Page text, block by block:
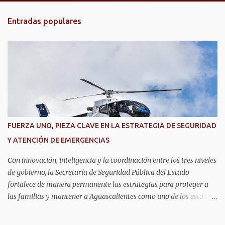
n
t
Entradas populares
FUERZA UNO, PIEZA CLAVE EN LA ESTRATEGIA DE SEGURIDAD
Y ATENCIÓN DE EMERGENCIAS
Con innovación, inteligencia y la coordinación entre los tres niveles
de gobierno, la Secretaría de Seguridad Pública del Estado
fortalece de manera permanente las estrategias para proteger a
las familias y mantener a Aguascalientes como uno de los estados